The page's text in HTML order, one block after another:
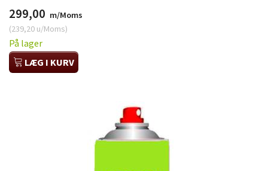
299,00 m/Moms
(239,20 u/Moms)
På lager
LÆG I KURV